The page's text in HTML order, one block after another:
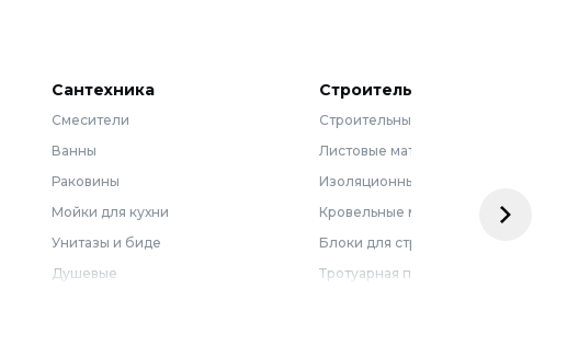
Сантехника
Смесители
Ванны
Раковины
Мойки для кухни
Унитазы и биде
Душевые
Строительные материалы
Строительные смеси
Листовые материалы
Изоляционные материалы
Кровельные материалы
Блоки для строительства
Тротуарная плитка